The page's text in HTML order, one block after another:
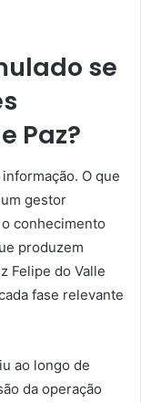
se
Paz?
O que
gestor
conhecimento
produzem
Felipe do Valle
fase relevante
ao longo de
da operação